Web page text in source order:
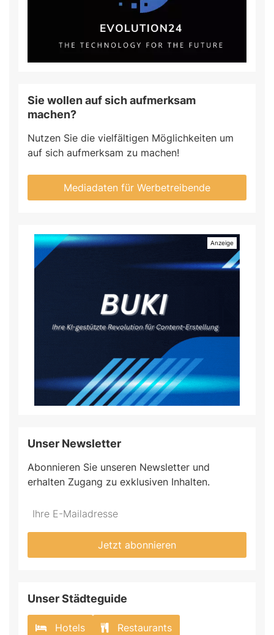
Sie wollen auf sich aufmerksam
machen?
Nutzen Sie die vielfältigen Möglichkeiten um
auf sich aufmerksam zu machen!
Mediadaten für Werbetreibende
Unser Newsletter
Abonnieren Sie unseren Newsletter und
erhalten Zugang zu exklusiven Inhalten.
Jetzt abonnieren
Unser Städteguide
Hotels Restaurants